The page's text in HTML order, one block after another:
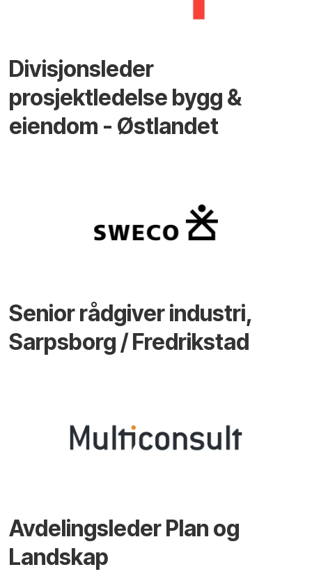
Divisjonsleder
prosjektledelse bygg &
eiendom - Østlandet
Senior rådgiver industri,
Sarpsborg / Fredrikstad
Avdelingsleder Plan og
Landskap